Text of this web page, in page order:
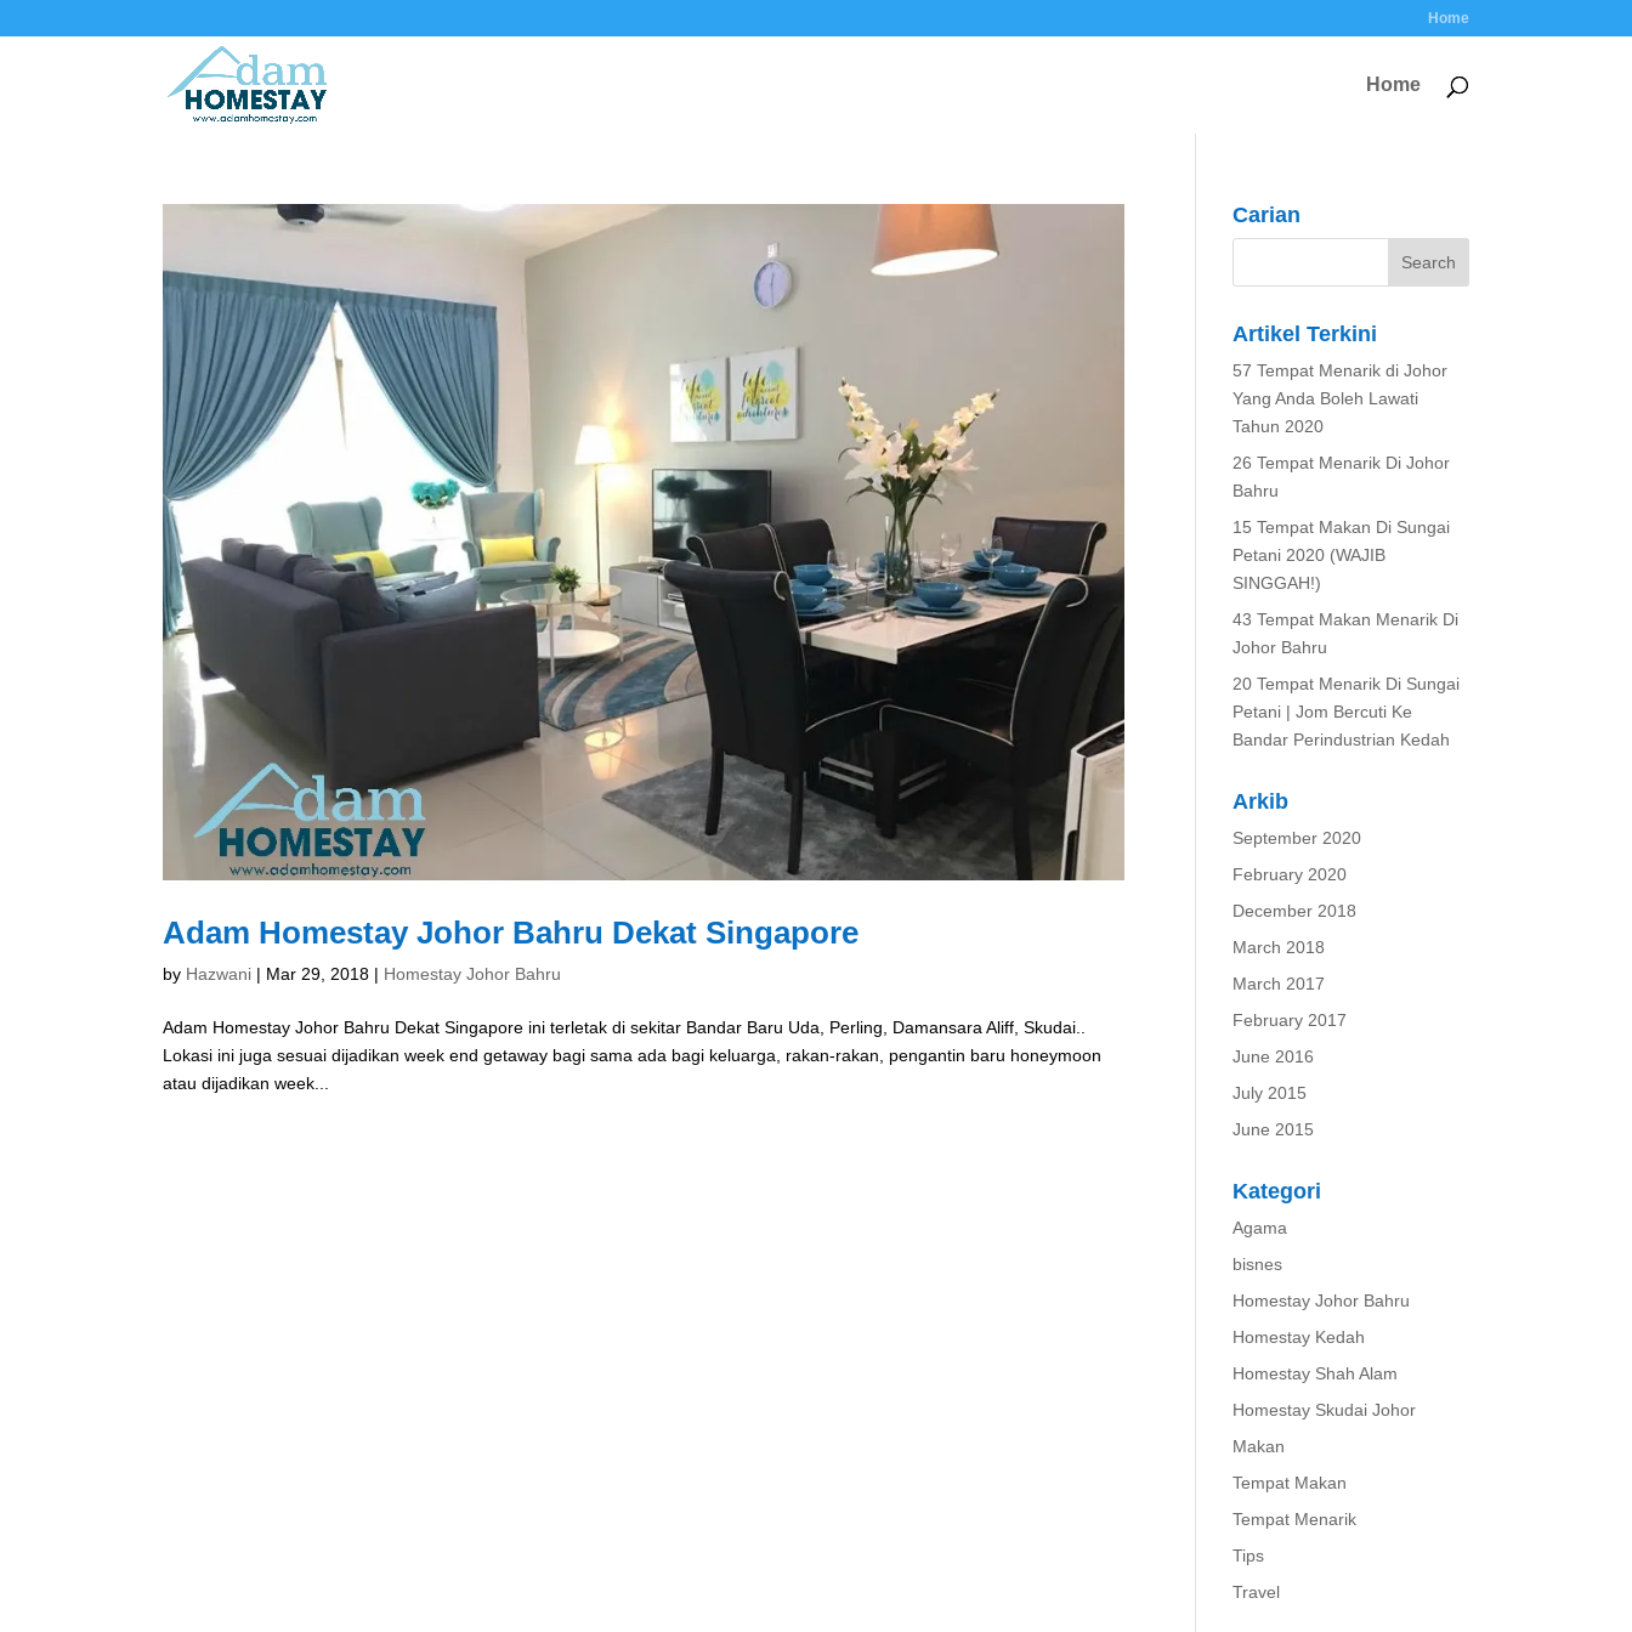
Home
Home
Adam Homestay Johor Bahru Dekat Singapore
by Hazwani | Mar 29, 2018 | Homestay Johor Bahru
Adam Homestay Johor Bahru Dekat Singapore ini terletak di sekitar Bandar Baru Uda, Perling, Damansara Aliff, Skudai..
Lokasi ini juga sesuai dijadikan week end getaway bagi sama ada bagi keluarga, rakan-rakan, pengantin baru honeymoon
atau dijadikan week...
Carian
Artikel Terkini
57 Tempat Menarik di Johor
Yang Anda Boleh Lawati
Tahun 2020
26 Tempat Menarik Di Johor
Bahru
15 Tempat Makan Di Sungai
Petani 2020 (WAJIB
SINGGAH!)
43 Tempat Makan Menarik Di
Johor Bahru
20 Tempat Menarik Di Sungai
Petani | Jom Bercuti Ke
Bandar Perindustrian Kedah
Arkib
September 2020
February 2020
December 2018
March 2018
March 2017
February 2017
June 2016
July 2015
June 2015
Kategori
Agama
bisnes
Homestay Johor Bahru
Homestay Kedah
Homestay Shah Alam
Homestay Skudai Johor
Makan
Tempat Makan
Tempat Menarik
Tips
Travel